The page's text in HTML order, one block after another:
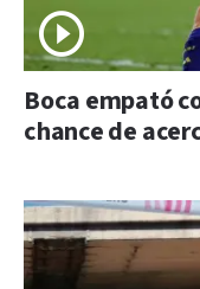
Boca empató
chance de